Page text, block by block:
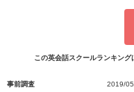
この英会話スクールランキング
事前調査
2019/